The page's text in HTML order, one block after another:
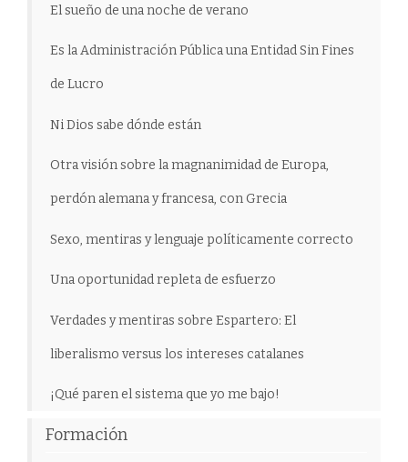
El sueño de una noche de verano
Es la Administración Pública una Entidad Sin Fines
de Lucro
Ni Dios sabe dónde están
Otra visión sobre la magnanimidad de Europa,
perdón alemana y francesa, con Grecia
Sexo, mentiras y lenguaje políticamente correcto
Una oportunidad repleta de esfuerzo
Verdades y mentiras sobre Espartero: El
liberalismo versus los intereses catalanes
¡Qué paren el sistema que yo me bajo!
Formación